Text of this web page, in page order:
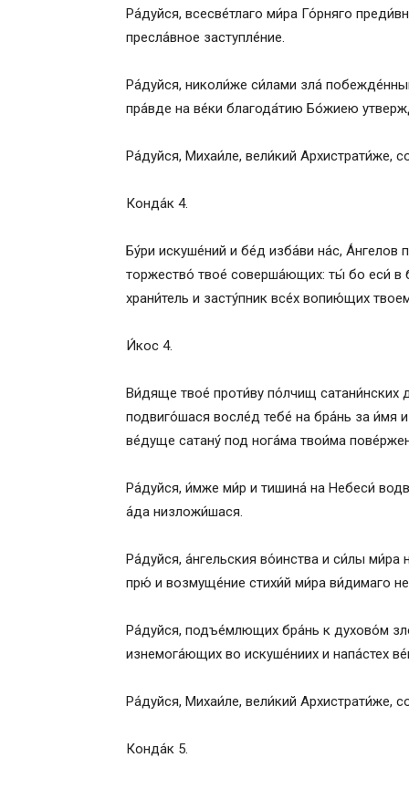
Ра́дуйся, всесве́тлаго ми́ра Го́рняго
пресла́вное заступле́ние.
Ра́дуйся, николи́же си́лами зла́
пра́вде на ве́ки благода́тию Бо́жиею
Ра́дуйся, Михаи́ле, вели́кий Архистрати́же,
Конда́к 4.
Бу́ри искуше́ний и бе́д изба́ви на́с,
торжество́ твое́ соверша́ющих: ты́ бо еси́ в
храни́тель и засту́пник все́х вопию́щих
И́кос 4.
Ви́дяще твое́ проти́ву по́лчищ сатани́нских
подвиго́шася восле́д тебе́ на бра́нь за
ве́дуще сатану́ под нога́ма твои́ма
Ра́дуйся, и́мже ми́р и тишина́ на Небеси́
а́да низложи́шася.
Ра́дуйся, а́нгельския во́инства и си́лы
прю́ и возмуще́ние стихи́й ми́ра ви́димаго
Ра́дуйся, подъе́млющих бра́нь к духово́м
изнемога́ющих во искуше́ниих и напа́стех
Ра́дуйся, Михаи́ле, вели́кий Архистрати́же,
Конда́к 5.